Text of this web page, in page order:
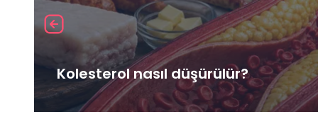
Kolesterol nasıl düşürülür?